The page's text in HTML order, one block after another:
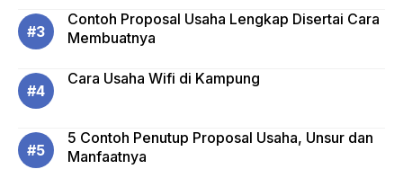
Contoh Proposal Usaha Lengkap Disertai Cara
Membuatnya
Cara Usaha Wifi di Kampung
5 Contoh Penutup Proposal Usaha, Unsur dan
Manfaatnya